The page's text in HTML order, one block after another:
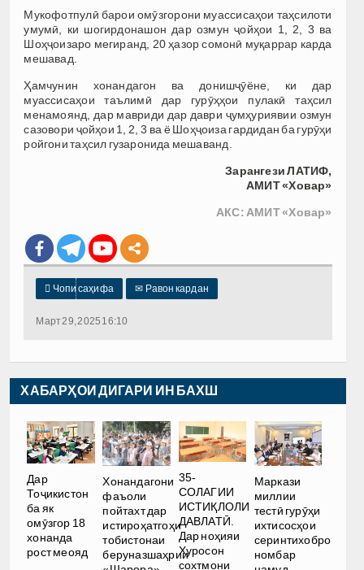
Мукофотпулӣ барои омӯзгорони муассисаҳои таҳсилоти
умумӣ, ки шогирдонашон дар озмун ҷойҳои 1, 2, 3 ва
Шоҳҷоизаро мегиранд, 20 ҳазор сомонӣ муқаррар карда
мешавад.
Ҳамчунин хонандагон ва донишҷӯёне, ки дар
муассисаҳои таълимӣ дар гурӯҳҳои пулакӣ таҳсил
менамоянд, дар мавриди дар даври ҷумҳуриявии озмун
сазовори ҷойҳои 1, 2, 3 ва ё Шоҳҷоиза гардидан ба гурӯҳи
ройгони таҳсил гузаронида мешаванд.
Зарангези ЛАТИФ,
АМИТ«Ховар»
АКС: АМИТ «Ховар»
 Чопи саҳифа ✉ Равон кардан
Март 29, 2025 16:10
ХАБАРҲОИ ДИГАРИ ИН БАХШ
Дар
Тоҷикистон
ба як
омӯзгор 18
хонанда
рост меояд
Хонандагони
фаъоли
пойтахт дар
истироҳатгоҳи
тобистонаи
беруназшаҳрии
35-
СОЛАГИИ
ИСТИҚЛОЛИ
ДАВЛАТӢ.
Дар ноҳияи
Хуросон
сохтмони
Маркази
миллии
тестӣ гурӯҳи
ихтисосҳои
серинтихобро
номбар